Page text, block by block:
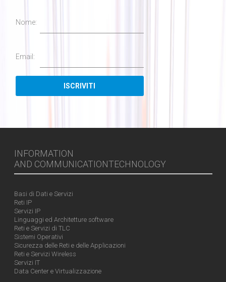
Nome:
Email:
INFORMATION
AND COMMUNICATIONTECHNOLOGY
Basi di Dati e Servizi
Reti IP
Servizi IP
Linguaggi ed Architetture software
Reti e Servizi di TLC
Sistemi Operativi
Sicurezza delle Reti e delle Applicazioni
Reti e Servizi Wireless
Servizi IT
Data Center e Virtualizzazione